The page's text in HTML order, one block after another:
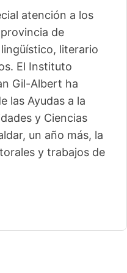
atención a los
de
literario
El Instituto
Gil-Albert ha
las Ayudas a la
y Ciencias
un año más, la
y trabajos de